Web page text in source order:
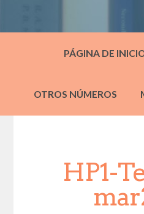
PÁGINA DE
OTROS NÚMEROS
HP1-